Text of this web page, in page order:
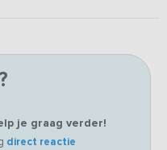
je graag verder!
direct reactie